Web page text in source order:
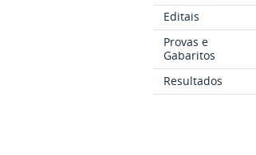
Editais
Provas e
Gabaritos
Resultados